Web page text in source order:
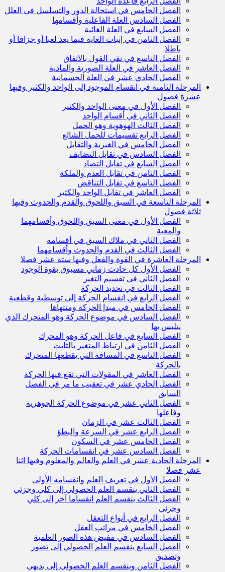
الفصل الخامس في استحالة الدور والتسلسل في العلل
الفصل السادس العلة الفاعلية وأقسامها
الفصل السابع في العلة الغائية
الفصل الثامن في إثبات الغاية فيما يعد لعبا أو جزافا أو
باطلا
الفصل التاسع في نفي القول بالاتفاق
الفصل العاشر في العلة الصورية والمادية
الفصل الحادي عشر في العلة الجسمانية
المرحلة الثامنة في انقسام الموجود إلى الواحد والكثير وفيها
عشرة فصول
الفصل الأول في معنى الواحد والكثير
الفصل الثاني في أقسام الواحد
الفصل الثالث الهوهوية وهو الحمل
الفصل الرابع تقسيمات للحمل الشائع
الفصل الخامس في الغيرية والتقابل
الفصل السادس في تقابل التضايف
الفصل السابع في تقابل التضاد
الفصل الثامن في تقابل العدم والملكة
الفصل التاسع في تقابل التناقض
الفصل العاشر في تقابل الواحد والكثير
المرحلة التاسعة في السبق واللحوق والقدم والحدوث وفيها
ثلاثة فصول
الفصل الأول في معنى السبق واللحوق وأقسامهما
والمعية
الفصل الثاني في ملاك السبق في أقسامه
الفصل الثالث في القدم والحدوث وأقسامهما
المرحلة العاشرة في القوة والفعل وفيها ستة عشر فصلا
الفصل الأول كل حادث زماني مسبوق بقوة الوجود
الفصل الثاني في تقسيم التغير
الفصل الثالث في تحديد الحركة
الفصل الرابع في انقسام الحركة إلى توسطية وقطعية
الفصل الخامس في مبدإ الحركة ومنتهاها
الفصل السادس في موضوع الحركة وهو المتحرك الذي
يتلبس بها
الفصل السابع في فاعل الحركة وهو المحرك
الفصل الثامن في ارتباط المتغير بالثابت
الفصل التاسع في المسافة التي يقطعها المتحرك
بالحركة
الفصل العاشر في المقولات التي تقع فيها الحركة
الفصل الحادي عشر في تعقيب ما مر في الفصل
السابق
الفصل الثاني عشر في موضوع الحركة الجوهرية
وفاعلها
الفصل الثالث عشر في الزمان
الفصل الرابع عشر في السرعة والبطؤ
الفصل الخامس عشر في السكون
الفصل السادس عشر في انقسامات الحركة
المرحلة الحادية عشر في العلم والعالم والمعلوم وفيها اثنا
عشر فصلا
الفصل الأول في تعريف العلم وانقسامه الأولى
الفصل الثاني ينقسم العلم الحصولي إلى كلي وجزئي
الفصل الثالث ينقسم العلم انقساما آخر إلى كلي
وجزئي
الفصل الرابع في أنواع التعقل
الفصل الخامس في مراتب العقل
الفصل السادس في مفيض هذه الصور العلمية
الفصل السابع ينقسم العلم الحصولي إلى تصور
وتصديق
الفصل الثامن وينقسم العلم الحصولي إلى بديهي